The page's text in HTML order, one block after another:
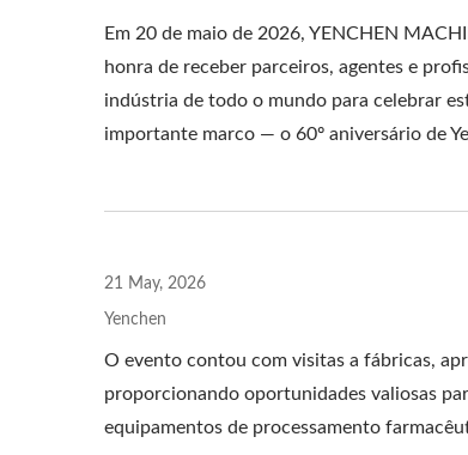
Em 20 de maio de 2026, YENCHEN
honra de receber parceiros, agentes e
indústria de todo o mundo para celebrar
importante marco — o 60º aniversário de
21 May, 2026
Yenchen
O evento contou com visitas a fábricas,
proporcionando oportunidades valiosas
equipamentos de processamento
Compactador De Rolos